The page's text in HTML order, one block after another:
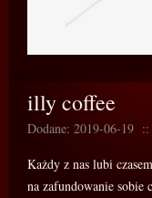
illy coffee
Dodane: 2019-06-19 ::
Każdy z nas lubi
na zafundowanie sobie